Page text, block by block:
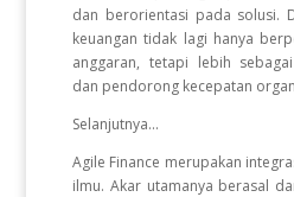
dan berorientasi pada solusi.
keuangan tidak lagi hanya
anggaran, tetapi lebih
dan pendorong kecepatan
Selanjutnya...
Agile Finance merupakan
ilmu. Akar utamanya berasal